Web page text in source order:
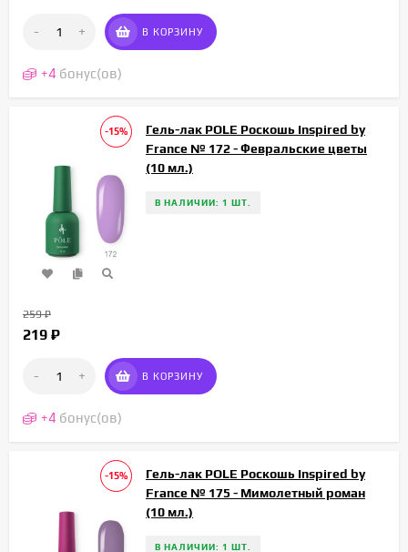
- + В КОРЗИНУ
+4 бонус(ов)
-15%
Гель-лак POLE Роскошь Inspired by
France № 172 - Февральские цветы
(10 мл.)
В НАЛИЧИИ: 1 ШТ.
259₽
219 ₽
- + В КОРЗИНУ
+4 бонус(ов)
-15%
Гель-лак POLE Роскошь Inspired by
France № 175 - Мимолетный роман
(10 мл.)
В НАЛИЧИИ: 1 ШТ.